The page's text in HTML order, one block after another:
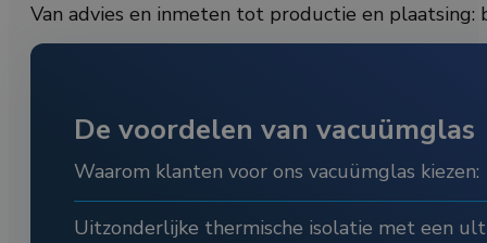
Van advies en inmeten tot productie en
De voordelen van vacuümglas
Waarom klanten voor ons vacuümglas kiezen:
Uitzonderlijke thermische isolatie met een